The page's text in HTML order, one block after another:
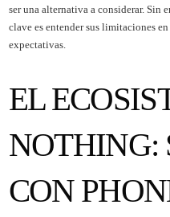
ser una alternativa a considerar. Sin
clave es entender sus limitaciones
expectativas.
EL
NOTHING:
CON